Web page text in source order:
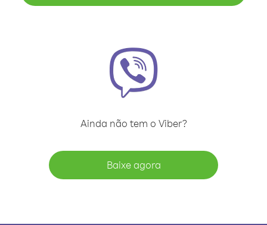
Ainda não tem o Viber?
Baixe agora